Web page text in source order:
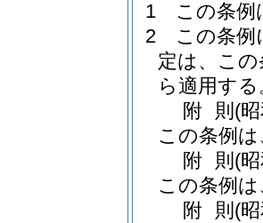
1
この条例
2
この条例
定は、こ
ら適用する
附 則 (
この条例
附 則 (
この条例
附 則 (